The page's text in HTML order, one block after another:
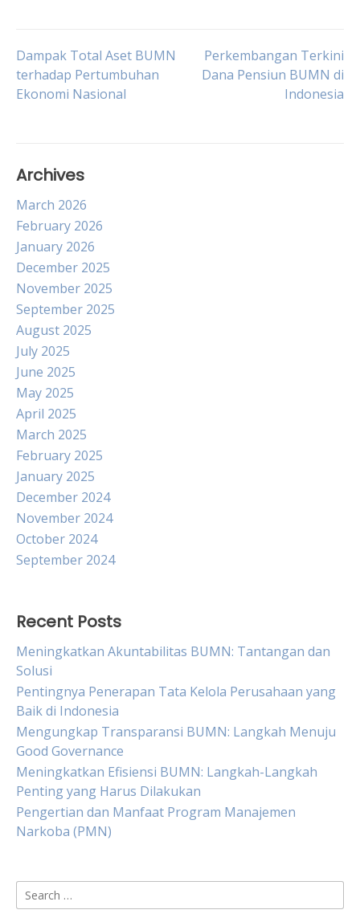
Post
navigation
Dampak Total Aset BUMN
terhadap Pertumbuhan
Ekonomi Nasional
Perkembangan Terkini
Dana Pensiun BUMN di
Indonesia
Archives
March 2026
February 2026
January 2026
December 2025
November 2025
September 2025
August 2025
July 2025
June 2025
May 2025
April 2025
March 2025
February 2025
January 2025
December 2024
November 2024
October 2024
September 2024
Recent Posts
Meningkatkan Akuntabilitas BUMN: Tantangan dan
Solusi
Pentingnya Penerapan Tata Kelola Perusahaan yang
Baik di Indonesia
Mengungkap Transparansi BUMN: Langkah Menuju
Good Governance
Meningkatkan Efisiensi BUMN: Langkah-Langkah
Penting yang Harus Dilakukan
Pengertian dan Manfaat Program Manajemen
Narkoba (PMN)
Search
for: